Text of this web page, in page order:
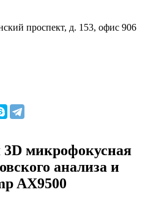
проспект, д. 153, офис 906
микрофокусная
анализа и
AX9500